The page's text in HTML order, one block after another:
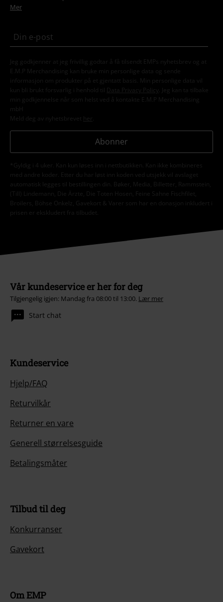
Mer
Jeg godkjenner at jeg frivillig godtar å få tilsendt EMPs nyhetsbrev og at
E.M.P Merchandising kan bruke min personlige data og sende
informasjon om produkter på et gjentatt basis. Min personlige data vil
kun bli brukt forsvarlig i henhold til
Data Privacy Policy
. Jeg kan ta tilbake
min godkjennelse når som helst ved å kontakte E.M.P Merchandising
mbH
Meld deg av nyhetsbrevet her
Abonner
*Gyldig i 4 uker. Kan kun løses inn i nettbutikken. Kan ikke kombineres
med andre koder. Etter du har løst inn koden ved utsjekk vil avslaget
automatisk legges til bestillingen din. Bøker, Media, Billetter, Rammstein,
(Till) Lindemann, Die Ärzte, Die Toten Hosen, Feine Sahne Fischfilet,
Broilers, Böhse Onkelz, Gavekort & Varer som har en donasjon inkludert i
prisen er ekskludert fra tilbudet.
Vår kundeservice er her for deg
Tilgjengelig igjen: Mandag fra 08:00 til 13:00. Lær mer
Start chat
Kundeservice
Hjelp/FAQ
Returvilkår
Returner en vare
Generell størrelsesguide
Betalingsmåter
Tilbud til deg
Konkurranser
Gavekort
Om EMP